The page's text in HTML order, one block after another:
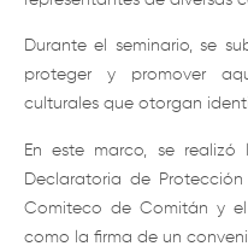
Durante el seminario, se
proteger y promover
culturales que otorgan
En este marco, se
Declaratoria de
Comiteco de Comitán y
como la firma de un